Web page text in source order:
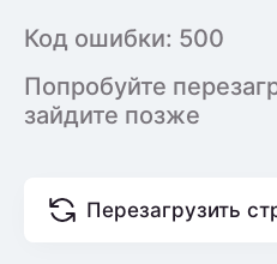
Код ошибки: 500
Попробуйте
зайдите позже
Перезагрузить